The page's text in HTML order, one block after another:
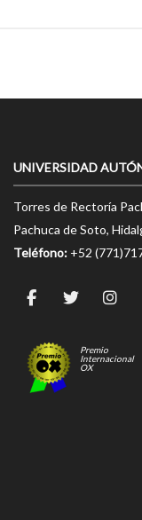
UNIVERSIDAD
Torres de Rectoría
Pachuca de Soto,
Teléfono: +52
Premio
Internacional
OX